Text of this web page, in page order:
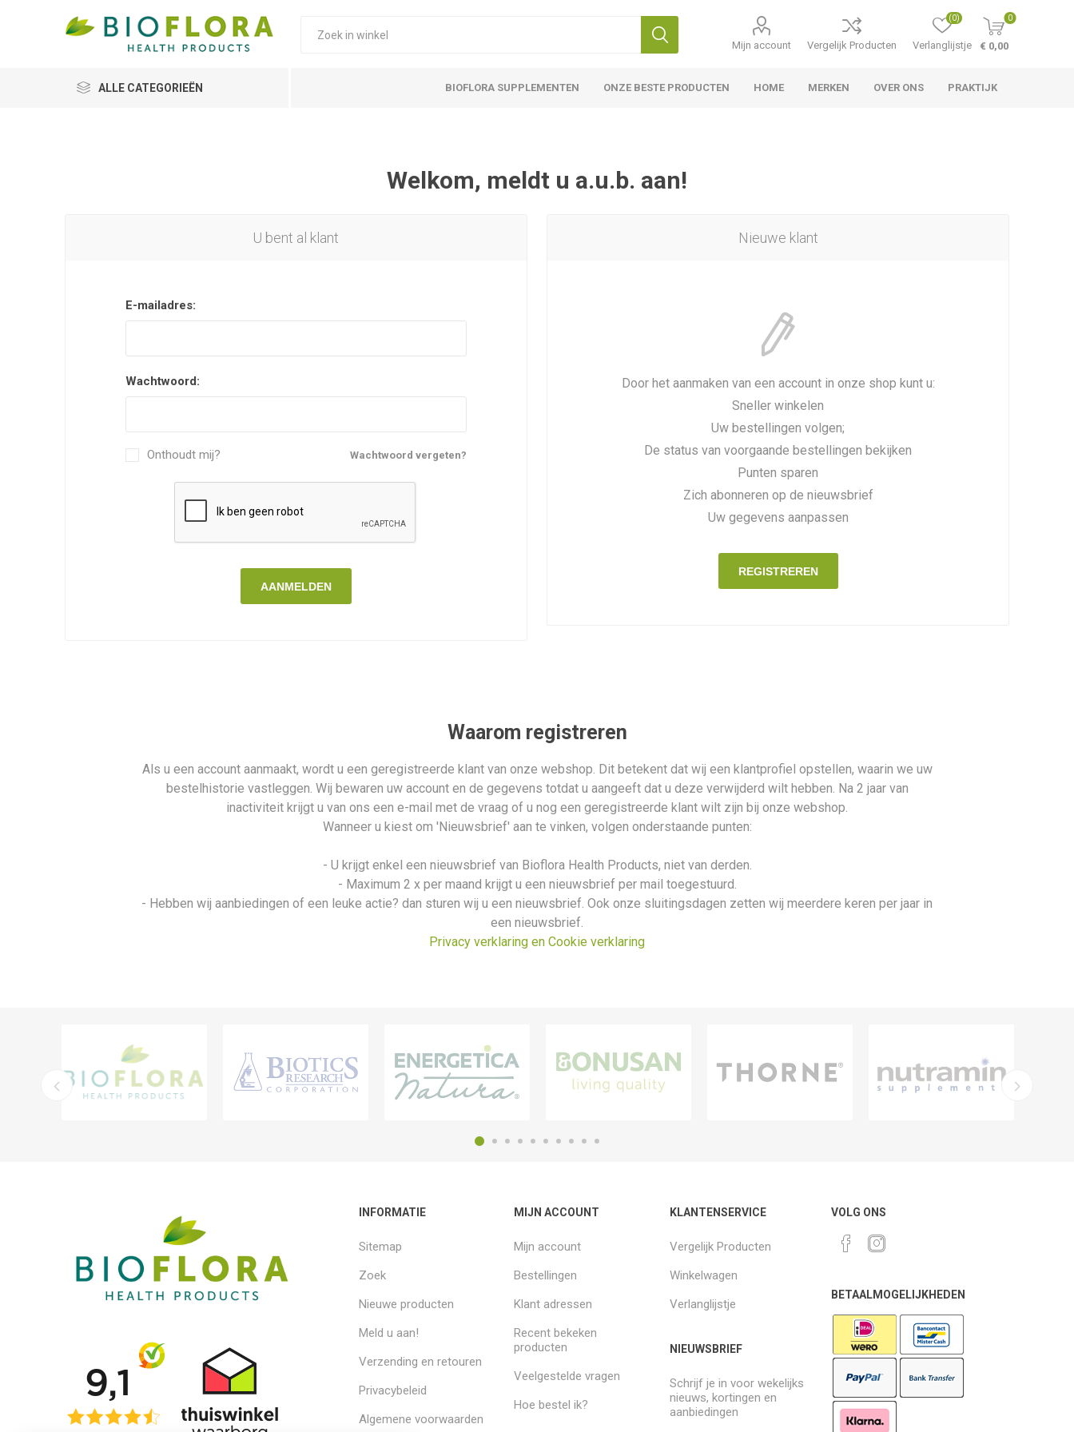
Mijn account Vergelijk Producten Verlanglijstje
(0) 0
€ 0,00
ALLE CATEGORIEËN BIOFLORA SUPPLEMENTEN ONZE BESTE PRODUCTEN HOME MERKEN OVER ONS PRAKTIJK
Welkom, meldt u a.u.b. aan!
Nieuwe klant
Door het aanmaken van een account in onze shop kunt u:
Sneller winkelen
Uw bestellingen volgen;
De status van voorgaande bestellingen bekijken
Punten sparen
Zich abonneren op de nieuwsbrief
Uw gegevens aanpassen
REGISTREREN
U bent al klant
E-mailadres:
Wachtwoord:
Wachtwoord vergeten?
Onthoudt mij?
AANMELDEN
Waarom registreren
Als u een account aanmaakt, wordt u een geregistreerde klant van onze webshop. Dit betekent dat wij een klantprofiel opstellen, waarin we uw
bestelhistorie vastleggen. Wij bewaren uw account en de gegevens totdat u aangeeft dat u deze verwijderd wilt hebben. Na 2 jaar van
inactiviteit krijgt u van ons een e-mail met de vraag of u nog een geregistreerde klant wilt zijn bij onze webshop.
Wanneer u kiest om 'Nieuwsbrief' aan te vinken, volgen onderstaande punten:
- U krijgt enkel een nieuwsbrief van Bioflora Health Products, niet van derden.
- Maximum 2 x per maand krijgt u een nieuwsbrief per mail toegestuurd.
- Hebben wij aanbiedingen of een leuke actie? dan sturen wij u een nieuwsbrief. Ook onze sluitingsdagen zetten wij meerdere keren per jaar in
een nieuwsbrief.
Privacy verklaring en Cookie verklaring
INFORMATIE
Sitemap
Zoek
Nieuwe producten
Meld u aan!
Verzending en retouren
Privacybeleid
Algemene voorwaarden
MIJN ACCOUNT
Mijn account
Bestellingen
Klant adressen
Recent bekeken
producten
Veelgestelde vragen
Hoe bestel ik?
KLANTENSERVICE
Vergelijk Producten
Winkelwagen
Verlanglijstje
NIEUWSBRIEF
Schrijf je in voor wekelijks
nieuws, kortingen en
aanbiedingen
VOLG ONS
BETAALMOGELIJKHEDEN